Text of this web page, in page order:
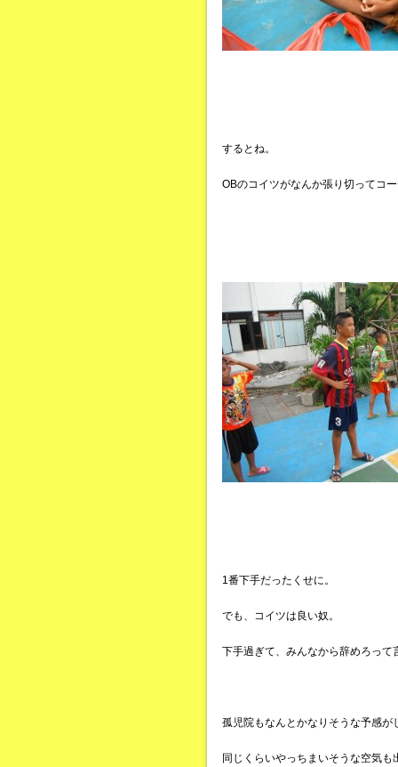
するとね。
OBのコイツがなんか張り切ってコ
1番下手だったくせに。
でも、コイツは良い奴。
下手過ぎて、みんなから辞めろって
孤児院もなんとかなりそうな予感が
同じくらいやっちまいそうな空気も